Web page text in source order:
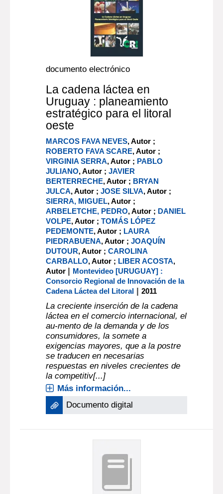
documento electrónico
La cadena láctea en
Uruguay : planeamiento
estratégico para el litoral
oeste
MARCOS FAVA NEVES, Autor ;
ROBERTO FAVA SCARE, Autor ;
VIRGINIA SERRA, Autor ; PABLO
JULIANO, Autor ;JAVIER
BERTERRECHE, Autor ; BRYAN
JULCA, Autor ;JOSE SILVA, Autor ;
SIERRA, MIGUEL, Autor ;
ARBELETCHE, PEDRO, Autor ; DANIEL
VOLPE, Autor ;TOMÁS LÓPEZ
PEDEMONTE, Autor ; LAURA
PIEDRABUENA, Autor ;JOAQUÍN
DUTOUR, Autor ;CAROLINA
CARBALLO, Autor ; LIBER ACOSTA,
Autor | Montevideo [URUGUAY] :
Consorcio Regional de Innovación de la
Cadena Láctea del Litoral |2011
La creciente inserción de la cadena
láctea en el comercio internacional, el
au-mento de la demanda y de los
consumidores, la somete a
exigencias mayores, que a la postre
se traducen en necesarias
respuestas en niveles crecientes de
la competitiv[...]
Más información...
Documento digital